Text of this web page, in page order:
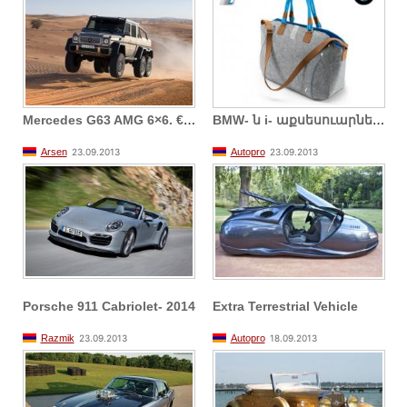
M
ercedes G63 AMG 6×6. €451 000 B
MW- ն i- աքսեսուարներ է ներկայացնում
Arsen 23.09.2013
Porsche 911 Cabriolet- 2014
Autopro 23.09.2013
Extra Terrestrial Vehicle
Razmik 23.09.2013 Autopro 18.09.2013